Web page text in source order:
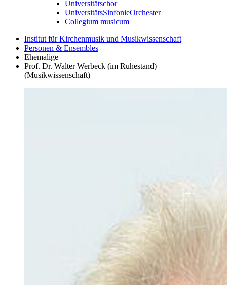
Universitätschor
UniversitätsSinfonieOrchester
Collegium musicum
Institut für Kirchenmusik und Musikwissenschaft
Personen & Ensembles
Ehemalige
Prof. Dr. Walter Werbeck (im Ruhestand)
(Musikwissenschaft)